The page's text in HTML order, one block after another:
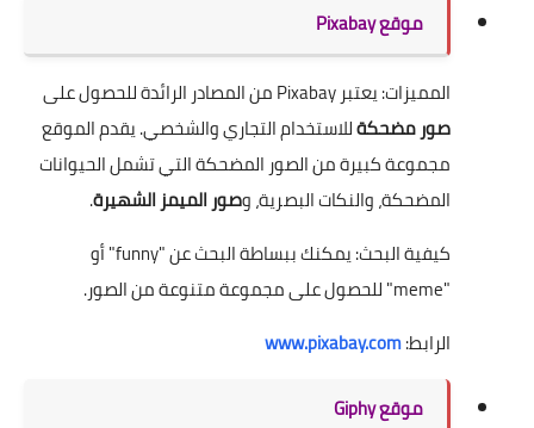
موقع Pixabay
المميزات: يعتبر Pixabay من المصادر الرائدة للحصول على
صور مضحكةللاستخدام التجاري والشخصي. يقدم الموقع
مجموعة كبيرة من الصور المضحكة التي تشمل الحيوانات
المضحكة، والنكات البصرية، وصور الميمز الشهيرة.
كيفية البحث: يمكنك ببساطة البحث عن "funny" أو
"meme" للحصول على مجموعة متنوعة من الصور.
الرابط:www.pixabay.com
موقع Giphy